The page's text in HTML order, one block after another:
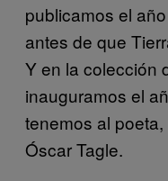
publicamos el
antes de que
Y en la colección
inauguramos el
tenemos al
Óscar Tagle.